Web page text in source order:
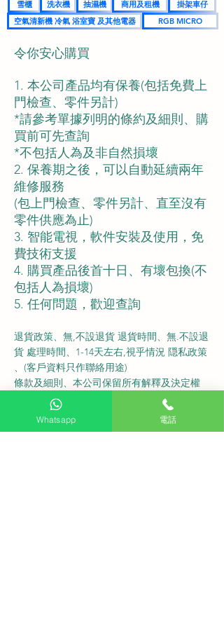
雪櫃 洗衣機 抽濕機 商用及租機
掛架車仔
空氣清新機 冷氣 浴室寶 及其他電器
RGB MICRO
令你安心購買​
1. 本公司產品均有保養(包括免費上
門檢查、零件另計)
*請參考單據列明的條約及細則、購
買前可先查詢
*不包括人為及非自然損壞
2. 保養期之後，可以自動延續兩年
維修服務
​(包上門檢查、零件另計、直至沒有
零件供應為止)
3. 智能電視，軟件安裝及使用，免
費技術支援
4. 購買產品後首十日、有壞包換(不
包括人為損壞)
5. 任何問題，歡迎查詢
退貨政策、無,不設退貨 退貨時間、無.不設退
貨 處理時間、1-14天左右,視乎情況 隠私政策
、(客戶資料只作聯絡用途)
條款及細則、本公司保留所有解釋及決定權
支付方式(CASH ON DELIVERY)
Whatsapp 電話